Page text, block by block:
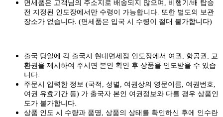
면세품은 고객님의 주소지로 배송되지 않으며, 비행기/배 탑승
전 지정된 인도장에서만 수령이 가능합니다. 또한 별도의 보관
장소가 없습니다. (면세품은 입국 시 수령이 절대 불가합니다)
출국 당일에 각 출국지 현대면세점 인도장에서 여권, 항공권, 교
환권을 제시하여 주시면 본인 확인 후 상품을 인도받을 수 있습
니다.
주문시 입력한 정보 (국적, 성별, 여권상의 영문이름, 여권번호,
여권 유효기간 등) 가 출국자 본인 여권정보와 다를 경우 상품인
도가 불가합니다.
상품 인도 시 수량과 품명, 상품의 상태를 확인하신 후에 인수란